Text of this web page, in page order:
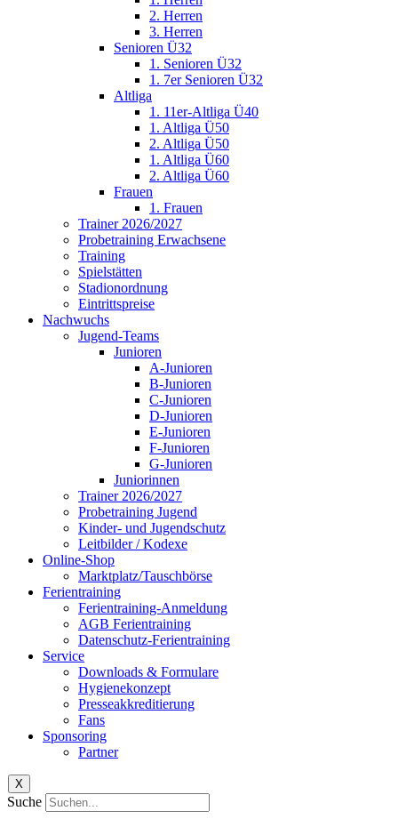
2. Herren
3. Herren
Senioren Ü32
1. Senioren Ü32
1. 7er Senioren Ü32
Altliga
1. 11er-Altliga Ü40
1. Altliga Ü50
2. Altliga Ü50
1. Altliga Ü60
2. Altliga Ü60
Frauen
1. Frauen
Trainer 2026/2027
Probetraining Erwachsene
Training
Spielstätten
Stadionordnung
Eintrittspreise
Nachwuchs
Jugend-Teams
Junioren
A-Junioren
B-Junioren
C-Junioren
D-Junioren
E-Junioren
F-Junioren
G-Junioren
Juniorinnen
Trainer 2026/2027
Probetraining Jugend
Kinder- und Jugendschutz
Leitbilder / Kodexe
Online-Shop
Marktplatz/Tauschbörse
Ferientraining
Ferientraining-Anmeldung
AGB Ferientraining
Datenschutz-Ferientraining
Service
Downloads & Formulare
Hygienekonzept
Presseakkreditierung
Fans
Sponsoring
Partner
X
Suche